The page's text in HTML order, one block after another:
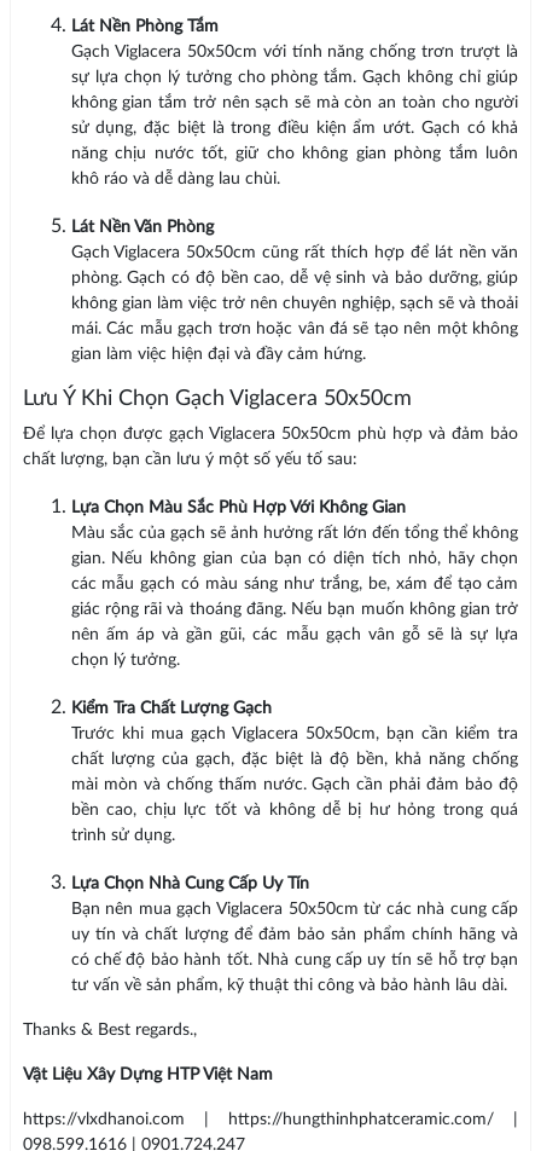
Lát Nền Phòng Tắm
Gạch Viglacera 50x50cm với tính năng chống trơn trượt là
sự lựa chọn lý tưởng cho phòng tắm. Gạch không chỉ giúp
không gian tắm trở nên sạch sẽ mà còn an toàn cho người
sử dụng, đặc biệt là trong điều kiện ẩm ướt. Gạch có khả
năng chịu nước tốt, giữ cho không gian phòng tắm luôn
khô ráo và dễ dàng lau chùi.
Lát Nền Văn Phòng
Gạch Viglacera 50x50cm cũng rất thích hợp để lát nền văn
phòng. Gạch có độ bền cao, dễ vệ sinh và bảo dưỡng, giúp
không gian làm việc trở nên chuyên nghiệp, sạch sẽ và thoải
mái. Các mẫu gạch trơn hoặc vân đá sẽ tạo nên một không
gian làm việc hiện đại và đầy cảm hứng.
Lưu Ý Khi Chọn Gạch Viglacera 50x50cm
Để lựa chọn được gạch Viglacera 50x50cm phù hợp và đảm bảo
chất lượng, bạn cần lưu ý một số yếu tố sau:
Lựa Chọn Màu Sắc Phù Hợp Với Không Gian
Màu sắc của gạch sẽ ảnh hưởng rất lớn đến tổng thể không
gian. Nếu không gian của bạn có diện tích nhỏ, hãy chọn
các mẫu gạch có màu sáng như trắng, be, xám để tạo cảm
giác rộng rãi và thoáng đãng. Nếu bạn muốn không gian trở
nên ấm áp và gần gũi, các mẫu gạch vân gỗ sẽ là sự lựa
chọn lý tưởng.
Kiểm Tra Chất Lượng Gạch
Trước khi mua gạch Viglacera 50x50cm, bạn cần kiểm tra
chất lượng của gạch, đặc biệt là độ bền, khả năng chống
mài mòn và chống thấm nước. Gạch cần phải đảm bảo độ
bền cao, chịu lực tốt và không dễ bị hư hỏng trong quá
trình sử dụng.
Lựa Chọn Nhà Cung Cấp Uy Tín
Bạn nên mua gạch Viglacera 50x50cm từ các nhà cung cấp
uy tín và chất lượng để đảm bảo sản phẩm chính hãng và
có chế độ bảo hành tốt. Nhà cung cấp uy tín sẽ hỗ trợ bạn
tư vấn về sản phẩm, kỹ thuật thi công và bảo hành lâu dài.
Thanks & Best regards.,
Vật Liệu Xây Dựng HTP Việt Nam
https://vlxdhanoi.com | https://hungthinhphatceramic.com/ |
098.599.1616 | 0901.724.247